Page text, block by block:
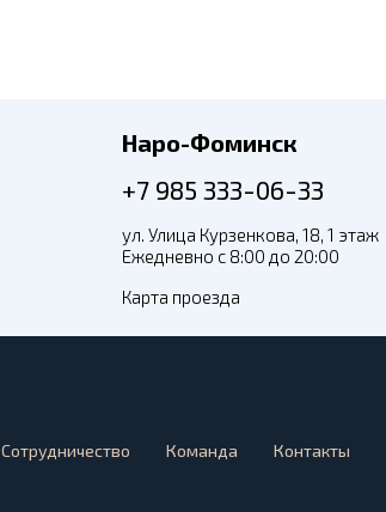
Наро-Фоминск
+7 985 333-06-33
ул. Улица Курзенкова, 18, 1 этаж
Ежедневно с 8:00 до 20:00
Карта проезда
Сотрудничество Команда Контакты